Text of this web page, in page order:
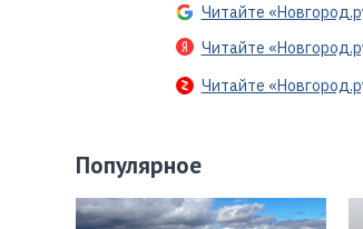
Читайте
Читайте
Читайте
Популярное